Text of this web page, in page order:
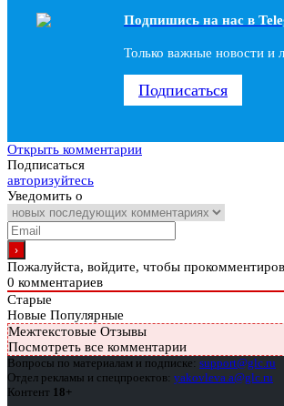
Подпишись на наc в
Только важные новости и
Подписаться
Открыть комментарии
Подписаться
авторизуйтесь
Уведомить о
Пожалуйста, войдите, чтобы
0 комментариев
Старые
Новые Популярные
Межтекстовые Отзывы
Посмотреть все комментарии
Вопросы по материалам и подписке: support@glc.ru
Отдел рекламы и спецпроектов: yakovleva.a@glc.ru
Контент 18+